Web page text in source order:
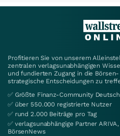
Profitieren Sie von unserem
zentralen verlagsunabhängigen
und fundierten Zugang in die
strategische Entscheidungen zu
✅ Größte Finanz-Community
✅ über 550.000 registrierte Nutzer
✅ rund 2.000 Beiträge pro Tag
✅ verlagsunabhängige Partner
BörsenNews